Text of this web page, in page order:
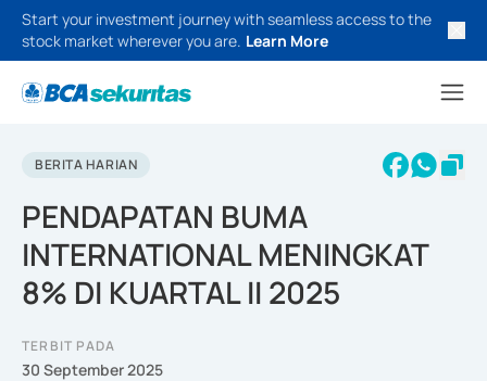
Start your investment journey with seamless access to the
stock market wherever you are. Learn More
BERITA HARIAN
PENDAPATAN BUMA
INTERNATIONAL MENINGKAT
8% DI KUARTAL II 2025
TERBIT PADA
30 September 2025